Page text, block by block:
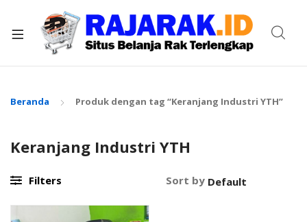
Beranda Produk dengan tag “Keranjang Industri YTH”
Keranjang Industri YTH
Filters Sort by